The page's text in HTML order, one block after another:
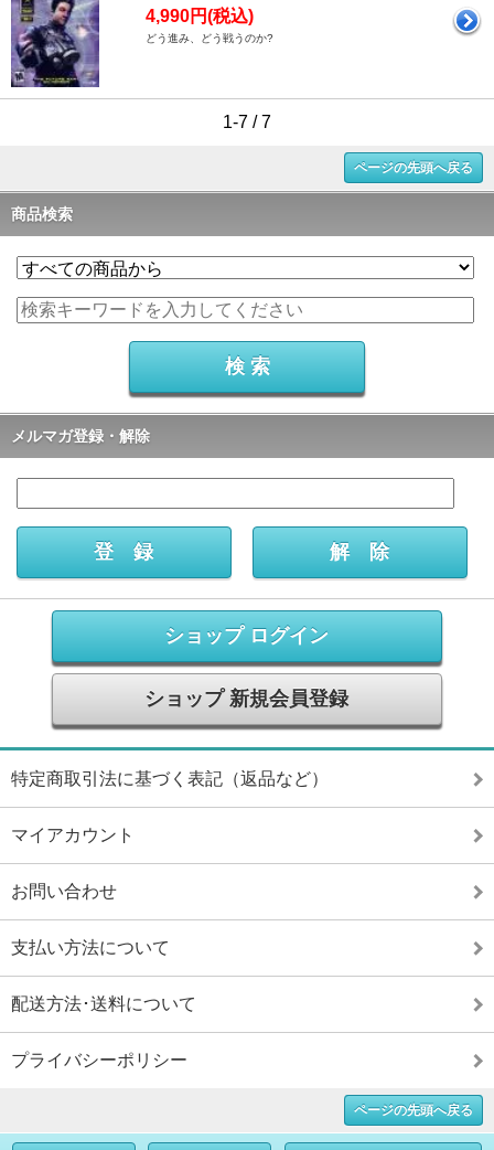
4,990円(税込)
どう進み、どう戦うのか?
1-7 / 7
ページの先頭へ戻る
商品検索
メルマガ登録・解除
ショップ ログイン
ショップ 新規会員登録
特定商取引法に基づく表記（返品など）
マイアカウント
お問い合わせ
支払い方法について
配送方法･送料について
プライバシーポリシー
ページの先頭へ戻る